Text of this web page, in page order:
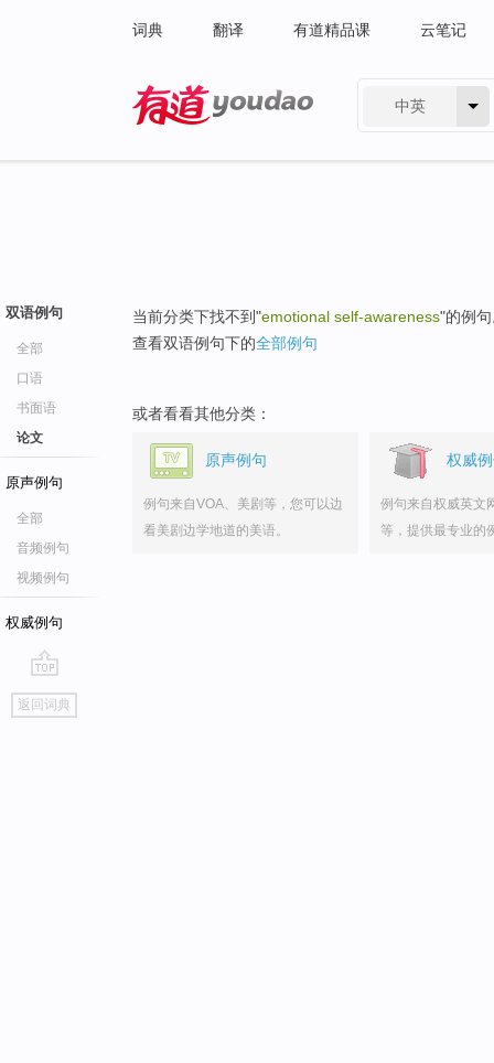
词典 翻译 有道精品课 云笔记
中英
双语例句
全部
口语
书面语
论文
原声例句
全部
音频例句
视频例句
权威例句
go
top
返回词典
当前分类下找不到"emotional self-awareness"的例
查看双语例句下的全部例句
或者看看其他分类：
原声例句
例句来自VOA、美剧等，您可以边
看美剧边学地道的美语。
权威
例句来自权威英文
等，提供最专业的